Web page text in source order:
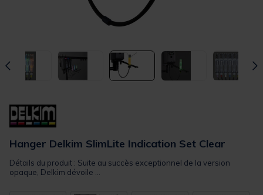
Hanger Delkim SlimLite Indication Set Clear
Détails du produit : Suite au succès exceptionnel de la version
opaque, Delkim dévoile ...